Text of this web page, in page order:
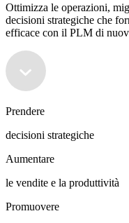
Ottimizza le operazioni,
decisioni strategiche che
efficace con il PLM di
Prendere
decisioni strategiche
Aumentare
le vendite e la produttività
Promuovere